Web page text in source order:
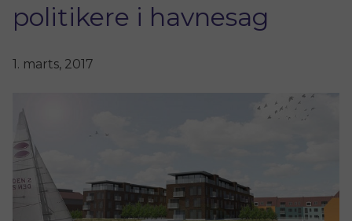
politikere i havnesag
1. marts, 2017